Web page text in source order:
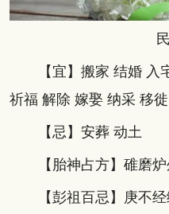
【宜】搬家 结婚 入
祈福 解除 嫁娶 纳采 移徙
【忌】安葬 动土
【胎神占方】碓磨炉
【彭祖百忌】庚不经